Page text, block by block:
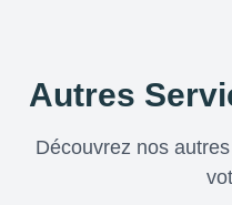
Autres
Découvrez nos